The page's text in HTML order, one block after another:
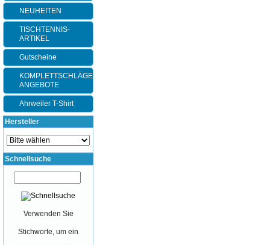
NEUHEITEN
TISCHTENNIS-
ARTIKEL
Gutscheine
KOMPLETTSCHLÄGER-
ANGEBOTE
Ahrweiler T-Shirt
Hersteller
Schnellsuche
Verwenden Sie
Stichworte, um ein